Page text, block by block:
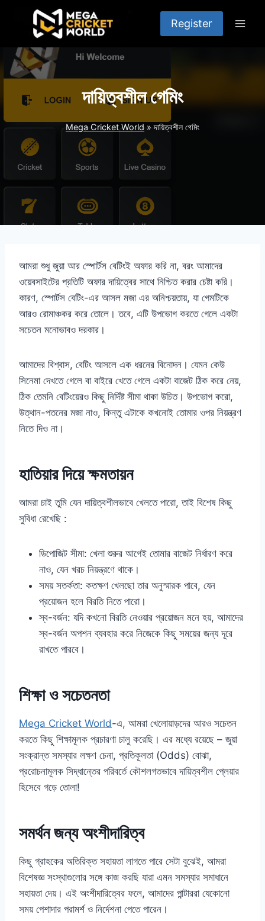
content
Register
দায়িত্বশীল গেমিং
Mega Cricket World»দায়িত্বশীল গেমিং
আমরা শুধু জুয়া আর স্পোর্টস বেটিংই অফার করি না, বরং আমাদের
ওয়েবসাইটের প্রতিটি অফার দায়িত্বের সাথে নিশ্চিত করার চেষ্টা করি।
কারণ, স্পোর্টস বেটিং-এর আসল মজা এর অনিশ্চয়তায়, যা গেমটিকে
আরও রোমাঞ্চকর করে তোলে। তবে, এটি উপভোগ করতে গেলে একটা
সচেতন মনোভাবও দরকার।
আমাদের বিশ্বাস, বেটিং আসলে এক ধরনের বিনোদন। যেমন কেউ
সিনেমা দেখতে গেলে বা বাইরে খেতে গেলে একটা বাজেট ঠিক করে নেয়,
ঠিক তেমনি বেটিংয়েরও কিছু নির্দিষ্ট সীমা থাকা উচিত। উপভোগ করো,
উত্থান-পতনের মজা নাও, কিন্তু এটাকে কখনোই তোমার ওপর নিয়ন্ত্রণ
নিতে দিও না।
হাতিয়ার দিয়ে ক্ষমতায়ন
আমরা চাই তুমি যেন দায়িত্বশীলভাবে খেলতে পারো, তাই বিশেষ কিছু
সুবিধা রেখেছি :
ডিপোজিট সীমা: খেলা শুরুর আগেই তোমার বাজেট নির্ধারণ করে
নাও, যেন খরচ নিয়ন্ত্রণে থাকে।
সময় সতর্কতা: কতক্ষণ খেলছো তার অনুস্মারক পাবে, যেন
প্রয়োজন হলে বিরতি নিতে পারো।
স্ব-বর্জন: যদি কখনো বিরতি নেওয়ার প্রয়োজন মনে হয়, আমাদের
স্ব-বর্জন অপশন ব্যবহার করে নিজেকে কিছু সময়ের জন্য দূরে
রাখতে পারবে।
শিক্ষা ও সচেতনতা
Mega Cricket World-এ, আমরা খেলোয়াড়দের আরও সচেতন
করতে কিছু শিক্ষামূলক প্রচারণা চালু করেছি। এর মধ্যে রয়েছে – জুয়া
সংক্রান্ত সমস্যার লক্ষণ চেনা, প্রতিকূলতা (Odds) বোঝা,
প্ররোচনামূলক সিদ্ধান্তের পরিবর্তে কৌশলগতভাবে দায়িত্বশীল প্লেয়ার
হিসেবে গড়ে তোলা!
সমর্থন জন্য অংশীদারিত্ব
কিছু গ্রাহকের অতিরিক্ত সহায়তা লাগতে পারে সেটা বুঝেই, আমরা
বিশেষজ্ঞ সংস্থাগুলোর সঙ্গে কাজ করছি যারা এমন সমস্যার সমাধানে
সহায়তা দেয়। এই অংশীদারিত্বের ফলে, আমাদের পান্টাররা যেকোনো
সময় পেশাদার পরামর্শ ও নির্দেশনা পেতে পারেন।